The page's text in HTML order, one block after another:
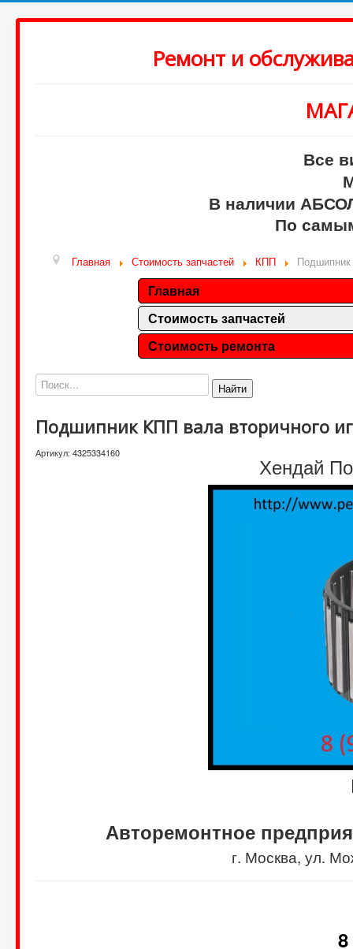
Ремонт и
Все
В наличии
По
Главная Стоимость запчастей КПП Подшипник
Главная
Стоимость запчастей
Стоимость ремонта
Найти
Подшипник КПП вала вторичного
Артикул: 4325334160 Хендай
Авторемонтное
г. Москва, ул.